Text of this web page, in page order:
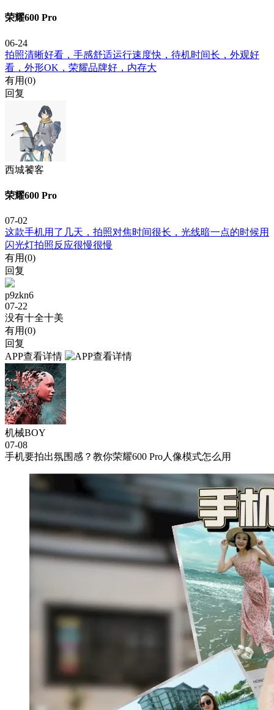
荣耀600 Pro
06-24
拍照清晰好看，手感舒适运行速度快，待机时间长，外观好
看，外形OK，荣耀品牌好，内存大
有用(0)
回复
西城饕客
荣耀600 Pro
07-02
这款手机用了几天，拍照对焦时间很长，光线暗一点的时候用
闪光灯拍照反应很慢很慢
有用(0)
回复
p9zkn6
07-22
没有十全十美
有用(0)
回复
APP查看详情
机械BOY
07-08
手机要拍出氛围感？教你荣耀600 Pro人像模式怎么用